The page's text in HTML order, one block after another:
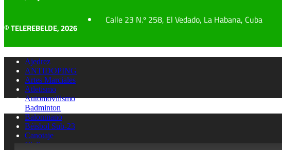
© TELEREBELDE, 2026
Calle 23 N.º 258, El Vedado, La Habana, Cuba
Ajedrez
ANTIDOPING
Artes Marciales
Atletismo
Automovilismo
Badminton
Balonmano
Béisbol Sub-23
Canotaje
Ciclismo